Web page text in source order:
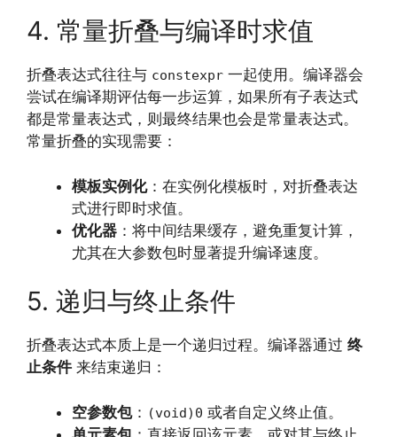
4. 常量折叠与编译时求值
折叠表达式往往与 constexpr 一起使用。编译器会
尝试在编译期评估每一步运算，如果所有子表达式
都是常量表达式，则最终结果也会是常量表达式。
常量折叠的实现需要：
模板实例化：在实例化模板时，对折叠表达
式进行即时求值。
优化器 ：将中间结果缓存，避免重复计算，
尤其在大参数包时显著提升编译速度。
5. 递归与终止条件
折叠表达式本质上是一个递归过程。编译器通过 终
止条件 来结束递归：
空参数包： (void)0 或者自定义终止值。